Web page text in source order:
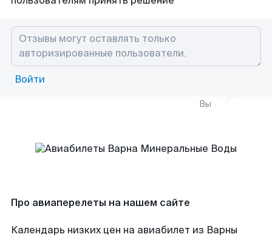
Войти
Вы
Про авиаперелеты на нашем сайте
Календарь низких цен на авиабилет из Варны